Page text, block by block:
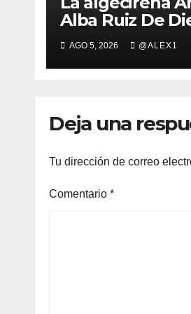
Alba Ruiz De
se mete en la
del Mundial
con el Relevo
AGO 5, 2026 @ALEX1
Deja una
Tu dirección de correo
Comentario *